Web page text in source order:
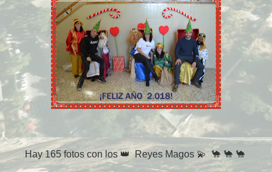
Hay 165 fotos con los 👑 Reyes Magos💫 🐪 🐪 🐪